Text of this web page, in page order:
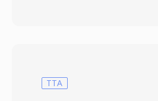
แชร์แวร์หรือรวมมากับไดรเวอร์ก
TTA